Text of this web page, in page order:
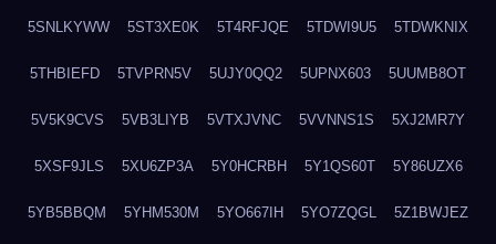
5SNLKYWW 5ST3XE0K 5T4RFJQE 5TDWI9U5 5TDWKNIX
5THBIEFD 5TVPRN5V 5UJY0QQ2 5UPNX603 5UUMB8OT
5V5K9CVS 5VB3LIYB 5VTXJVNC 5VVNNS1S 5XJ2MR7Y
5XSF9JLS 5XU6ZP3A 5Y0HCRBH 5Y1QS60T 5Y86UZX6
5YB5BBQM 5YHM530M 5YO667IH 5YO7ZQGL 5Z1BWJEZ